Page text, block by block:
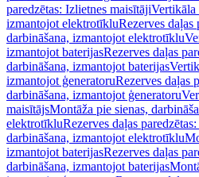
paredzētas: Izlietnes maisītājiVertikāla
izmantojot elektrotīkluRezerves daļas
darbināšana, izmantojot elektrotīklu
izmantojot baterijasRezerves daļas
darbināšana, izmantojot baterijas
izmantojot ģeneratoruRezerves daļas
darbināšana, izmantojot ģeneratoru
maisītājsMontāža pie sienas,
elektrotīkluRezerves daļas
darbināšana, izmantojot elektrotīklu
izmantojot baterijasRezerves daļas
darbināšana, izmantojot baterijas